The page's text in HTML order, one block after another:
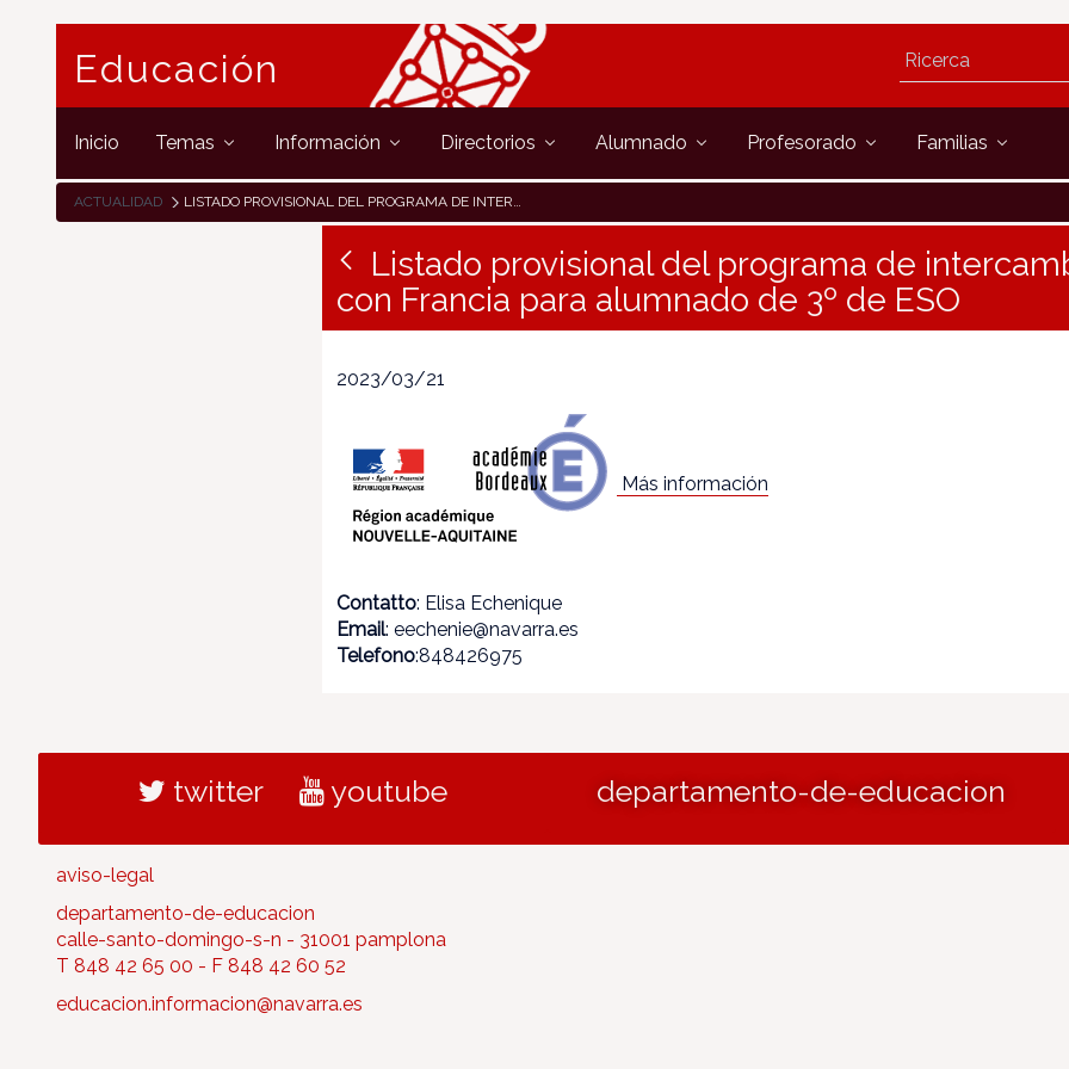
Educación
Inicio Temas Información Directorios Alumnado Profesorado Familias
ACTUALIDAD LISTADO PROVISIONAL DEL PROGRAMA DE INTERCAMBIO RECÍPROCO CON FRANCIA PARA ALUMNADO DE 3º DE ESO
Listado provisional del programa de
con Francia para alumnado de 3º de ESO
2023/03/21
Más información
Contatto: Elisa Echenique
Email: eechenie@navarra.es
Telefono:848426975
twitter youtube departamento-de-educacion
aviso-legal
departamento-de-educacion
calle-santo-domingo-s-n - 31001 pamplona
T 848 42 65 00 - F 848 42 60 52
educacion.informacion@navarra.es